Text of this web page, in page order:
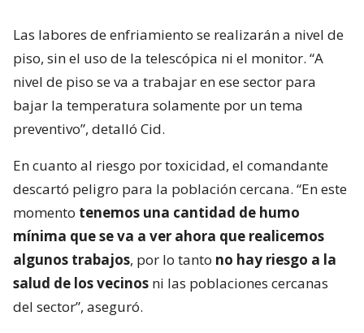
Las labores de enfriamiento se realizarán a nivel de
piso, sin el uso de la telescópica ni el monitor. “A
nivel de piso se va a trabajar en ese sector para
bajar la temperatura solamente por un tema
preventivo”, detalló Cid.
En cuanto al riesgo por toxicidad, el comandante
descartó peligro para la población cercana. “En este
momento tenemos una cantidad de humo
mínima que se va a ver ahora que realicemos
algunos trabajos, por lo tanto no hay riesgo a la
salud de los vecinos ni las poblaciones cercanas
del sector”, aseguró.